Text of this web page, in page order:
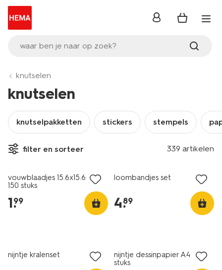
waar ben je naar op zoek?
inloggen
knutselen
knutselen
knutselpakketten stickers stempels
filter en sorteer 339 artikelen
vouwblaadjes 15.6x15.6cm -
150 stuks
1.
99
loombandjes set
4.
89
nijntje kralenset
nijntje dessinpapier A4 - 25
stuks